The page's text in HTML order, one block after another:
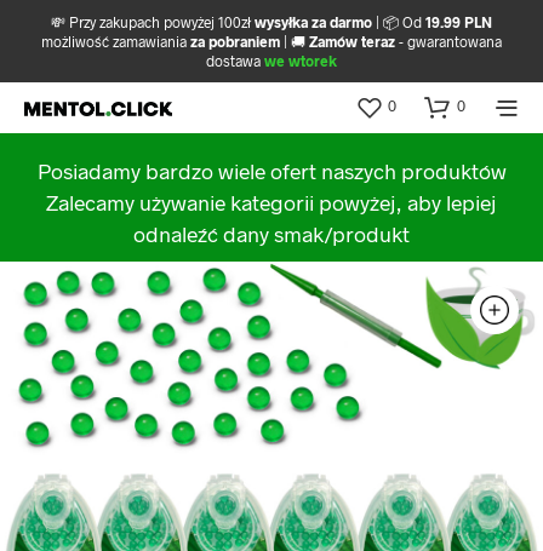
💸 Przy zakupach powyżej 100zł wysyłka za darmo | 📦 Od 19.99 PLN
możliwość zamawiania za pobraniem | 🚚 Zamów teraz - gwarantowana
dostawa we wtorek
0 0
Posiadamy bardzo wiele ofert naszych produktów
Zalecamy używanie kategorii powyżej, aby lepiej
odnaleźć dany smak/produkt